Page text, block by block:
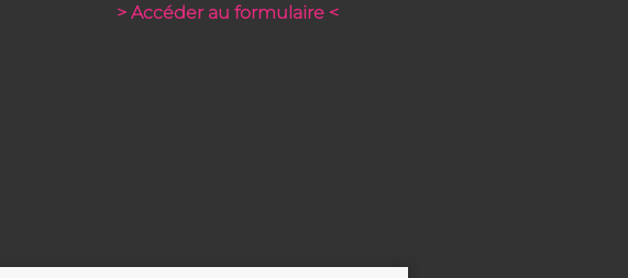
> Accéder au formulaire <